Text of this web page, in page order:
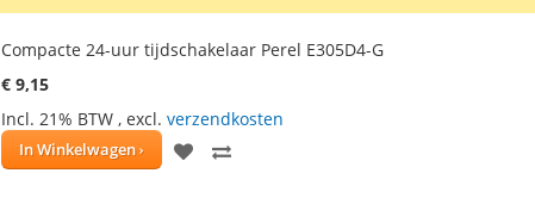
Compacte 24-uur tijdschakelaar Perel E305D4-G
€ 9,15
Incl. 21% BTW , excl. verzendkosten
In Winkelwagen
VOEG